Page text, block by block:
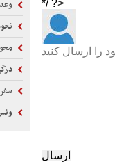
نحوه
محور 21 سوال نمایندگان از